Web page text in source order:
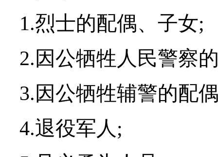
1.烈士的配偶、子女;
2.因公牺牲人民警察
3.因公牺牲辅警的配
4.退役军人;